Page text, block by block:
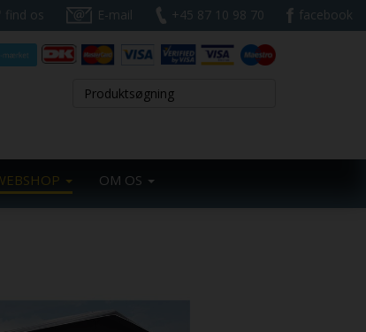
find os E-mail +45 87 10 98 70 facebook
OM OS